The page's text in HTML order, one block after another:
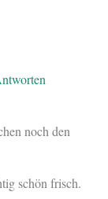
noch den
schön frisch.